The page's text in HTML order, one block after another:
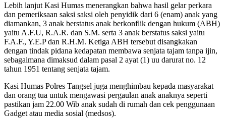
Lebih lanjut Kasi Humas menerangkan bahwa hasil gelar perkara
dan pemeriksaan saksi saksi oleh penyidik dari 6 (enam) anak yang
diamankan, 3 anak berstatus anak berkonflik dengan hukum (ABH)
yaitu A.F.U, R.A.R. dan S.M. serta 3 anak berstatus saksi yaitu
F.A.F., Y.E.P dan R.H.M. Ketiga ABH tersebut disangkakan
dengan tindak pidana kedapatan membawa senjata tajam ‎tanpa ijin,
sebagaimana dimaksud dalam pasal 2 ayat (1) uu darurat no. 12
tahun 1951 tentang ‎senjata tajam.
Kasi Humas Polres Tangsel juga menghimbau kepada masyarakat
dan orang tua untuk mengawasi pergaulan anak anaknya seperti
pastikan jam 22.00 Wib anak sudah di rumah dan cek penggunaan
Gadget atau media sosial (medsos).